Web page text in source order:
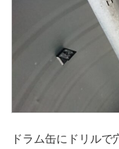
ドラム缶にドリルで